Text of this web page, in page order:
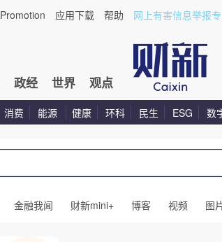
Promotion 应用下载 帮助 网上有害信息举报
政经 世界 观点
消费 能源 健康 环科 民生 ESG 数
金融我闻 财新mini+ 博客 视频 图